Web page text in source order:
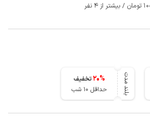
بلند مدت 20%
تخفیف
حداقل 10 شب